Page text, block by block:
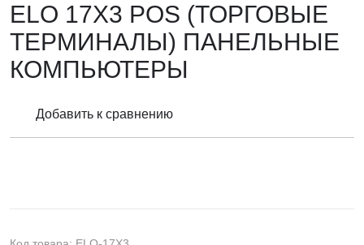
ELO 17X3 POS (ТОРГОВЫЕ
ТЕРМИНАЛЫ) ПАНЕЛЬНЫЕ
КОМПЬЮТЕРЫ
Добавить к сравнению